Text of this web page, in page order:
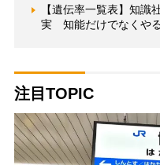
【遺伝率一覧表】知識
実 知能だけでなくや
注目TOPIC